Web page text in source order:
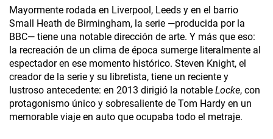
Mayormente rodada en Liverpool, Leeds y en el barrio
Small Heath de Birmingham, la serie —producida por la
BBC— tiene una notable dirección de arte. Y más que eso:
la recreación de un clima de época sumerge literalmente al
espectador en ese momento histórico. Steven Knight, el
creador de la serie y su libretista, tiene un reciente y
lustroso antecedente: en 2013 dirigió la notable Locke, con
protagonismo único y sobresaliente de Tom Hardy en un
memorable viaje en auto que ocupaba todo el metraje.